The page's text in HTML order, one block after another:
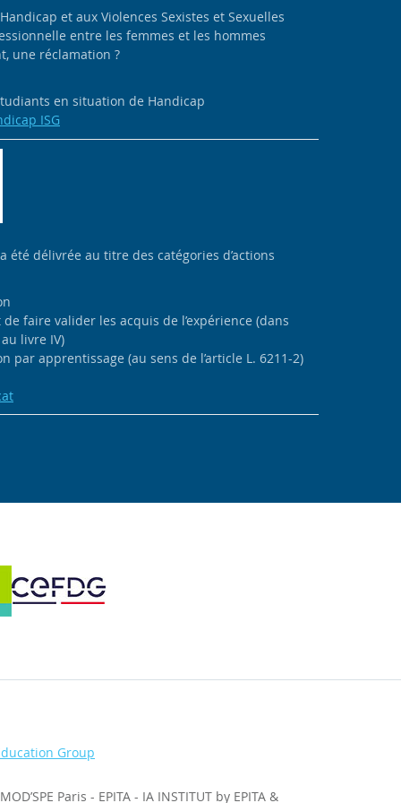
et aux Violences Sexistes et Sexuelles
entre les femmes et les hommes
une réclamation ?
en situation de Handicap
ISG
été délivrée au titre des catégories d’actions
faire valider les acquis de l’expérience (dans
livre IV)
par apprentissage (au sens de l’article L. 6211-2)
Group
MOD’SPE Paris - EPITA - IA INSTITUT by EPITA &